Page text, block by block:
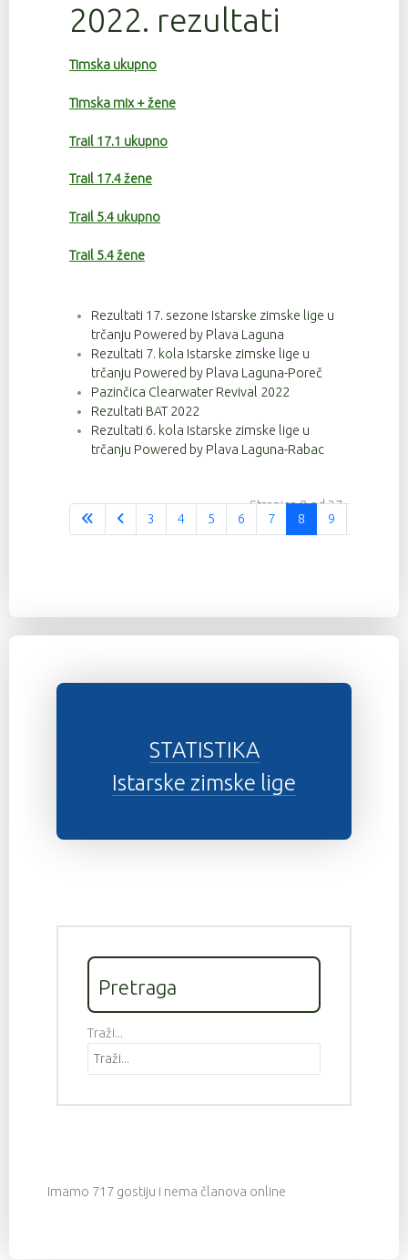
2022. rezultati
Timska ukupno
Timska mix + žene
Trail 17.1 ukupno
Trail 17.4 žene
Trail 5.4 ukupno
Trail 5.4 žene
Rezultati 17. sezone Istarske zimske lige u
trčanju Powered by Plava Laguna
Rezultati 7. kola Istarske zimske lige u
trčanju Powered by Plava Laguna-Poreč
Pazinčica Clearwater Revival 2022
Rezultati BAT 2022
Rezultati 6. kola Istarske zimske lige u
trčanju Powered by Plava Laguna-Rabac
Stranica 8 od 37
3
4 5 6 7 8 9
STATISTIKA
Istarske zimske lige
Pretraga
Traži...
Imamo 717 gostiju i nema članova online